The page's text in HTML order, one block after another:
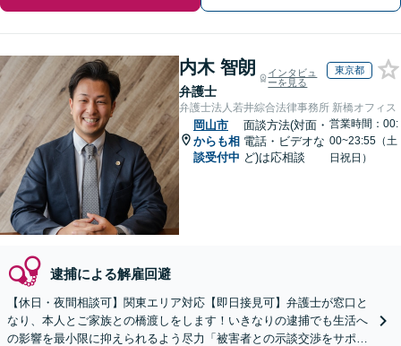
内木 智朗
弁護士
インタビュ
ーを見る
東京都
弁護士法人若井綜合法律事務所 新橋オフィス
岡山市
からも相
談受付中
面談方法(対面・
電話・ビデオな
ど)は応相談
営業時間：00:
00~23:55（土
日祝日）
逮捕による解雇回避
【休日・夜間相談可】関東エリア対応【即日接見可】弁護士が窓口と
なり、本人とご家族との橋渡しをします！いきなりの逮捕でも生活へ
の影響を最小限に抑えられるよう尽力「被害者との示談交渉をサポー